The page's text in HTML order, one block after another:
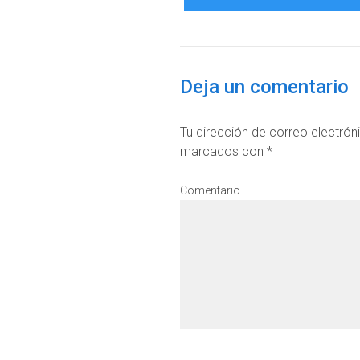
Deja un comentario
Tu dirección de correo
marcados con *
Comentario